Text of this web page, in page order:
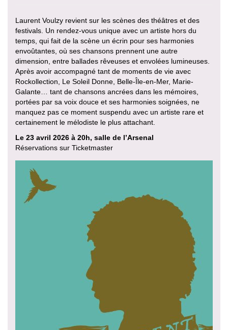
Laurent Voulzy revient sur les scènes des théâtres et des
festivals. Un rendez-vous unique avec un artiste hors du
temps, qui fait de la scène un écrin pour ses harmonies
envoûtantes, où ses chansons prennent une autre
dimension, entre ballades rêveuses et envolées lumineuses.
Après avoir accompagné tant de moments de vie avec
Rockollection, Le Soleil Donne, Belle-Île-en-Mer, Marie-
Galante… tant de chansons ancrées dans les mémoires,
portées par sa voix douce et ses harmonies soignées, ne
manquez pas ce moment suspendu avec un artiste rare et
certainement le mélodiste le plus attachant.
Le 23 avril 2026 à 20h, salle de l’Arsenal
Réservations sur Ticketmaster